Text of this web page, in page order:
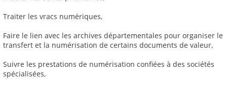
Traiter les vracs numériques,
Faire le lien avec les archives départementales pour organiser le
transfert et la numérisation de certains documents de valeur,
Suivre les prestations de numérisation confiées à des sociétés
spécialisées,